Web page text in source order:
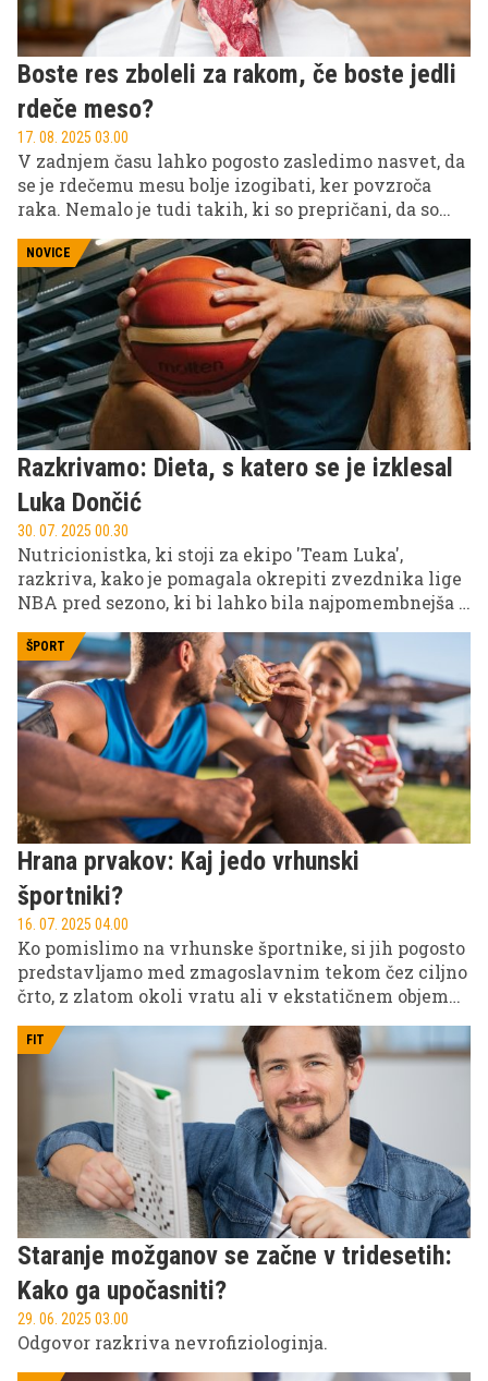
Boste res zboleli za rakom, če boste jedli
rdeče meso?
17. 08. 2025 03.00
V zadnjem času lahko pogosto zasledimo nasvet, da
se je rdečemu mesu bolje izogibati, ker povzroča
raka. Nemalo je tudi takih, ki so prepričani, da so
torej prav? Za vas smo preverili, kaj v raziskavah o
rdečem mesu ugotavljajo strokovnjaki.
NOVICE
Razkrivamo: Dieta, s katero se je izklesal
Luka Dončić
30. 07. 2025 00.30
Nutricionistka, ki stoji za ekipo 'Team Luka',
razkriva, kako je pomagala okrepiti zvezdnika lige
NBA pred sezono, ki bi lahko bila najpomembnejša v
njegovi karieri.
ŠPORT
Hrana prvakov: Kaj jedo vrhunski
športniki?
16. 07. 2025 04.00
Ko pomislimo na vrhunske športnike, si jih pogosto
predstavljamo med zmagoslavnim tekom čez ciljno
črto, z zlatom okoli vratu ali v ekstatičnem objemu
ekipe po odločilni točki. A za vsako zmago stoji
tisoče nevidnih odločitev in ena najpomembnejših
med njimi je hrana.
FIT
Staranje možganov se začne v tridesetih:
Kako ga upočasniti?
29. 06. 2025 03.00
Odgovor razkriva nevrofiziologinja.